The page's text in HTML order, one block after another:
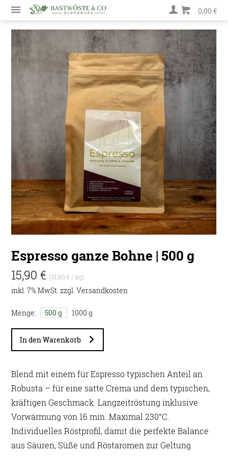
0,00 €
Espresso ganze Bohne | 500 g
15,90 €(31,80 € / kg)
inkl. 7% MwSt. zzgl.Versandkosten
Menge: 500 g 1000 g
In den Warenkorb
Blend mit einem für Espresso typischen Anteil an
Robusta – für eine satte Crema und dem typischen,
kräftigen Geschmack. Langzeitröstung inklusive
Vorwärmung von 16 min. Maximal 230°C.
Individuelles Röstprofil, damit die perfekte Balance
aus Säuren, Süße und Röstaromen zur Geltung